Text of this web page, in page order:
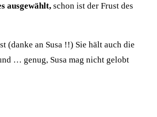
ausgewählt, schon ist der Frust des
(danke an Susa !!) Sie hält auch die
… genug, Susa mag nicht gelobt